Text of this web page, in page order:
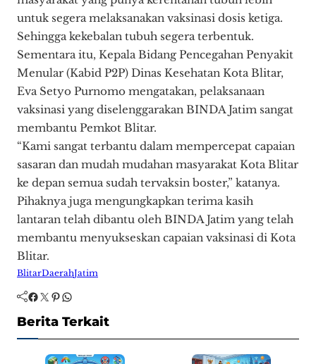
untuk segera melaksanakan vaksinasi dosis ketiga.
Sehingga kekebalan tubuh segera terbentuk.
Sementara itu, Kepala Bidang Pencegahan Penyakit
Menular (Kabid P2P) Dinas Kesehatan Kota Blitar,
Eva Setyo Purnomo mengatakan, pelaksanaan
vaksinasi yang diselenggarakan BINDA Jatim sangat
membantu Pemkot Blitar.
“Kami sangat terbantu dalam mempercepat capaian
sasaran dan mudah mudahan masyarakat Kota Blitar
ke depan semua sudah tervaksin boster,” katanya.
Pihaknya juga mengungkapkan terima kasih
lantaran telah dibantu oleh BINDA Jatim yang telah
membantu menyukseskan capaian vaksinasi di Kota
Blitar.
BlitarDaerahJatim
Facebook Twitter Pinterest WhatsApp
Berita Terkait